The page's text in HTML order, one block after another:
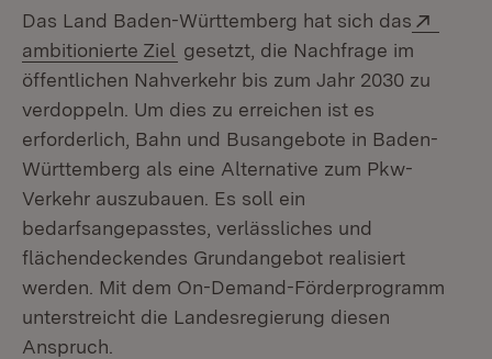
Das Land Baden-Württemberg hat sich das
ambitionierte Ziel (Öffnet in neuem Fenster)
gesetzt, die Nachfrage im
öffentlichen Nahverkehr bis zum Jahr 2030 zu
verdoppeln. Um dies zu erreichen ist es
erforderlich, Bahn und Busangebote in Baden-
Württemberg als eine Alternative zum Pkw-
Verkehr auszubauen. Es soll ein
bedarfsangepasstes, verlässliches und
flächendeckendes Grundangebot realisiert
werden. Mit dem On-Demand-Förderprogramm
unterstreicht die Landesregierung diesen
Anspruch.